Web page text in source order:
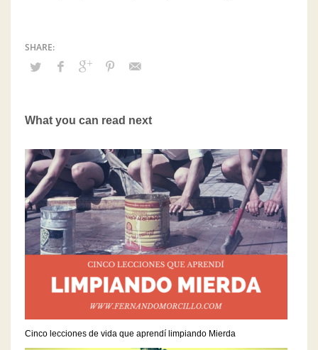
What you can read next
Cinco lecciones de vida que aprendí limpiando Mierda